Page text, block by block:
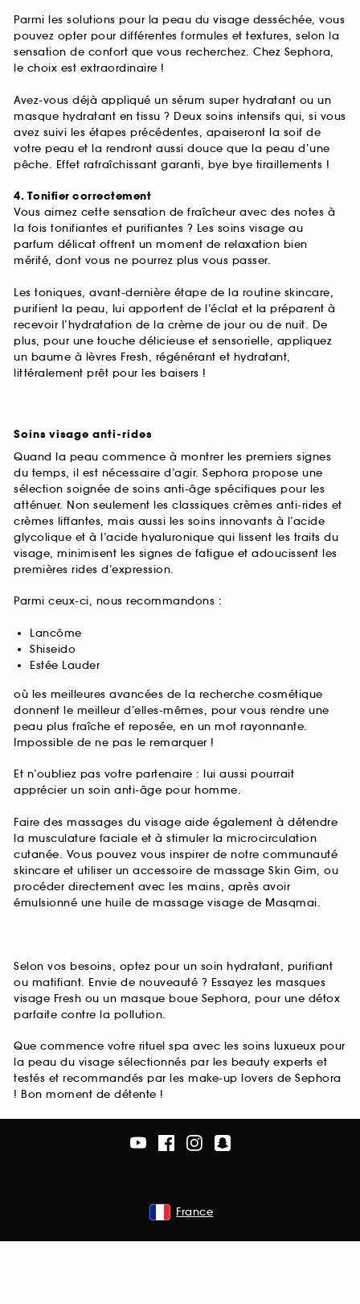
Parmi les solutions pour la peau du visage desséchée, vous
pouvez opter pour différentes formules et textures, selon la
sensation de confort que vous recherchez. Chez Sephora,
le choix est extraordinaire !
Avez-vous déjà appliqué un sérum super hydratant ou un
masque hydratant en tissu ? Deux soins intensifs qui, si vous
avez suivi les étapes précédentes, apaiseront la soif de
votre peau et la rendront aussi douce que la peau d’une
pêche. Effet rafraîchissant garanti, bye bye tiraillements !
4. Tonifier correctement
Vous aimez cette sensation de fraîcheur avec des notes à
la fois tonifiantes et purifiantes ? Les soins visage au
parfum délicat offrent un moment de relaxation bien
mérité, dont vous ne pourrez plus vous passer.
Les toniques, avant-dernière étape de la routine skincare,
purifient la peau, lui apportent de l’éclat et la préparent à
recevoir l’hydratation de la crème de jour ou de nuit. De
plus, pour une touche délicieuse et sensorielle, appliquez
un baume à lèvres Fresh, régénérant et hydratant,
littéralement prêt pour les baisers !
Soins visage anti-rides
Quand la peau commence à montrer les premiers signes
du temps, il est nécessaire d’agir. Sephora propose une
sélection soignée de soins anti-âge spécifiques pour les
atténuer. Non seulement les classiques crèmes anti-rides et
crèmes liftantes, mais aussi les soins innovants à l’acide
glycolique et à l’acide hyaluronique qui lissent les traits du
visage, minimisent les signes de fatigue et adoucissent les
premières rides d’expression.
Parmi ceux-ci, nous recommandons :
Lancôme
Shiseido
Estée Lauder
où les meilleures avancées de la recherche cosmétique
donnent le meilleur d’elles-mêmes, pour vous rendre une
peau plus fraîche et reposée, en un mot rayonnante.
Impossible de ne pas le remarquer !
Et n’oubliez pas votre partenaire : lui aussi pourrait
apprécier un soin anti-âge pour homme.
Faire des massages du visage aide également à détendre
la musculature faciale et à stimuler la microcirculation
cutanée. Vous pouvez vous inspirer de notre communauté
skincare et utiliser un accessoire de massage Skin Gim, ou
procéder directement avec les mains, après avoir
émulsionné une huile de massage visage de Masqmai.
Selon vos besoins, optez pour un soin hydratant, purifiant
ou matifiant. Envie de nouveauté ? Essayez les masques
visage Fresh ou un masque boue Sephora, pour une détox
parfaite contre la pollution.
Que commence votre rituel spa avec les soins luxueux pour
la peau du visage sélectionnés par les beauty experts et
testés et recommandés par les make-up lovers de Sephora
! Bon moment de détente !
France